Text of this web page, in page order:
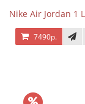
Nike Air Jordan 1
7490р.